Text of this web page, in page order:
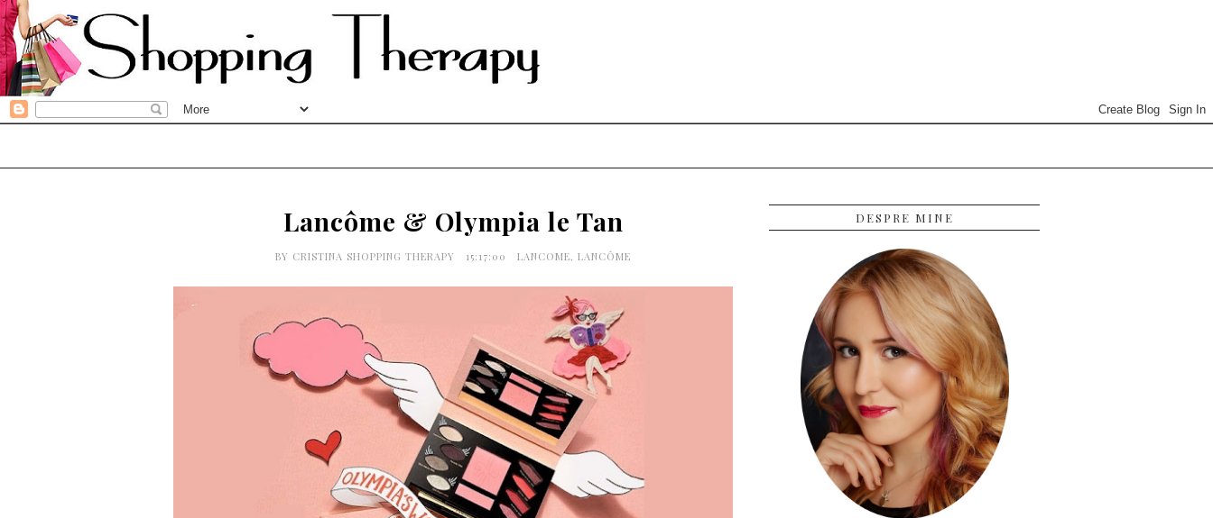
Lancôme & Olympia le Tan
BY CRISTINA SHOPPING THERAPY 15:17:00 LANCOME, LANCÔME
DESPRE MINE